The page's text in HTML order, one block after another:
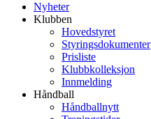
Nyheter
Klubben
Hovedstyret
Styringsdokumenter
Prisliste
Klubbkolleksjon
Innmelding
Håndball
Håndballnytt